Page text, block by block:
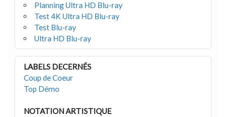
Planning Ultra HD Blu-ray
Test 4K Ultra HD Blu-ray
Test Blu-ray
Ultra HD Blu-ray
LABELS DECERNÉS
Coup de Coeur
Top Démo
NOTATION ARTISTIQUE